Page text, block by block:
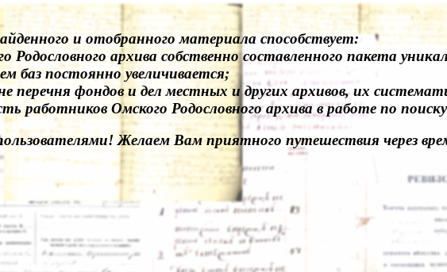
и отобранного материала способствует:
Родословного архива собственно составленного пакета
баз постоянно увеличивается;
фондов и дел местных и других архивов, их
работников Омского Родословного архива в работе по
Желаем Вам приятного путешествия через